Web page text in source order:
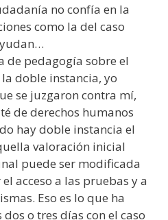
no confía en la
como la del caso
de pedagogía sobre el
doble instancia, yo
se juzgaron contra mí,
de derechos humanos
hay doble instancia el
valoración inicial
puede ser modificada
acceso a las pruebas y a
Eso es lo que ha
o tres días con el caso